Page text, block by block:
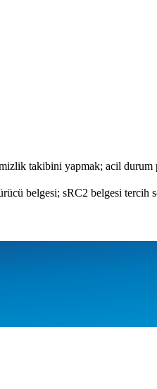
takibini yapmak; acil durum
belgesi; sRC2 belgesi tercih